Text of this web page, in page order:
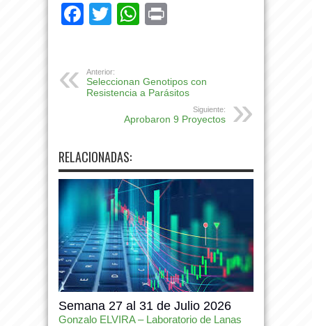
Facebook
TwitterWhatsApp
Anterior:
Seleccionan Genotipos con
Resistencia a Parásitos
Siguiente:
Aprobaron 9 Proyectos
RELACIONADAS:
Semana 27 al 31 de Julio 2026
Gonzalo ELVIRA – Laboratorio de Lanas